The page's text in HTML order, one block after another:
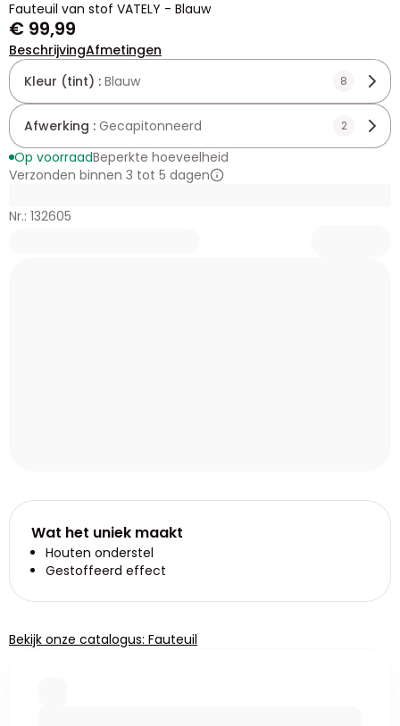
Fauteuil van stof VATELY - Blauw
€ 99,99
BeschrijvingAfmetingen
Kleur (tint) : Blauw 8
Afwerking : Gecapitonneerd 2
Op voorraadBeperkte hoeveelheid
Verzonden binnen 3 tot 5 dagen
Nr.: 132605
Wat het uniek maakt
Houten onderstel
Gestoffeerd effect
Bekijk onze catalogus: Fauteuil